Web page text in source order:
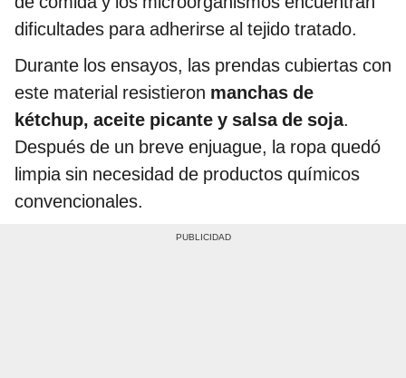
dificultades para adherirse al tejido tratado.
Durante los ensayos, las prendas cubiertas con
este material resistieron manchas de
kétchup, aceite picante y salsa de soja.
Después de un breve enjuague, la ropa quedó
limpia sin necesidad de productos químicos
convencionales.